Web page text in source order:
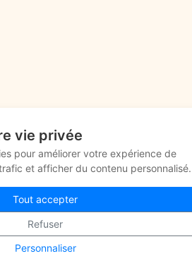
vie privée
pour améliorer votre expérience de
et afficher du contenu personnalisé.
Tout accepter
Refuser
Personnaliser